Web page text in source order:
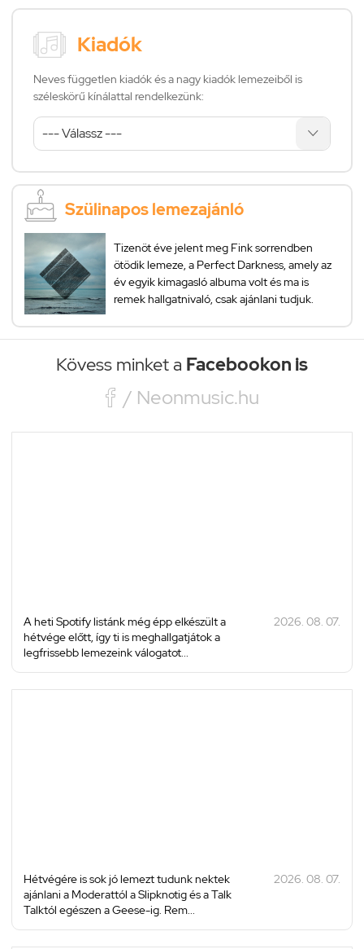
Kiadók
Neves független kiadók és a nagy kiadók lemezeiből is
széleskörű kínálattal rendelkezünk:
Szülinapos lemezajánló
Tizenöt éve jelent meg Fink sorrendben
ötödik lemeze, a Perfect Darkness, amely az
év egyik kimagasló albuma volt és ma is
remek hallgatnivaló, csak ajánlani tudjuk.
Kövess minket a Facebookon is
 / Neonmusic.hu
A heti Spotify listánk még épp elkészült a
hétvége előtt, így ti is meghallgatjátok a
legfrissebb lemezeink válogatot...
2026. 08. 07.
Hétvégére is sok jó lemezt tudunk nektek
ajánlani a Moderattól a Slipknotig és a Talk
Talktól egészen a Geese-ig. Rem...
2026. 08. 07.